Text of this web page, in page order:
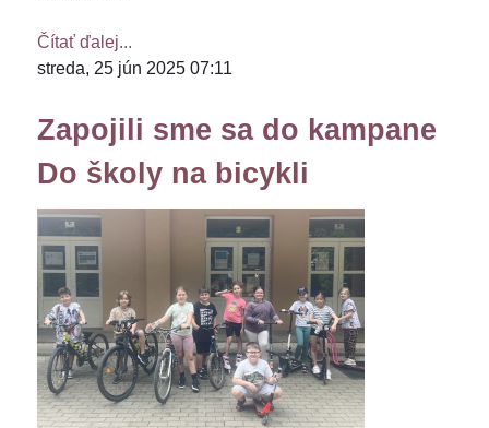
Čítať ďalej...
streda, 25 jún 2025 07:11
Zapojili sme sa do kampane
Do školy na bicykli